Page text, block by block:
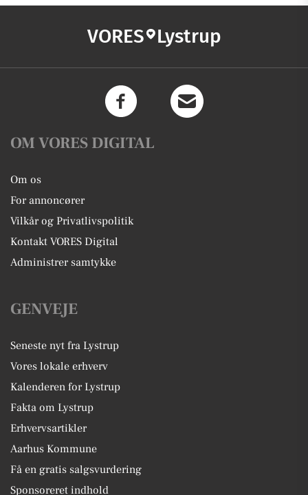
VORES Lystrup
OM VORES DIGITAL
Om os
For annoncører
Vilkår og Privatlivspolitik
Kontakt VORES Digital
Administrer samtykke
GENVEJE
Seneste nyt fra Lystrup
Vores lokale erhverv
Kalenderen for Lystrup
Fakta om Lystrup
Erhvervsartikler
Aarhus Kommune
Få en gratis salgsvurdering
Sponsoreret indhold